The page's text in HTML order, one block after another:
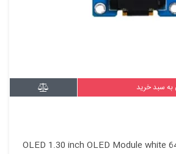
به سبد خرید
OLED 1.30 inch OLED Module white